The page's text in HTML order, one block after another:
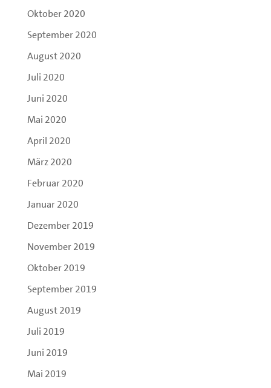
Oktober 2020
September 2020
August 2020
Juli 2020
Juni 2020
Mai 2020
April 2020
März 2020
Februar 2020
Januar 2020
Dezember 2019
November 2019
Oktober 2019
September 2019
August 2019
Juli 2019
Juni 2019
Mai 2019